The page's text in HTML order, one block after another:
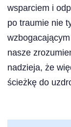
wsparciem i
po traumie nie
nasze
nadzieja, że
ścieżkę do